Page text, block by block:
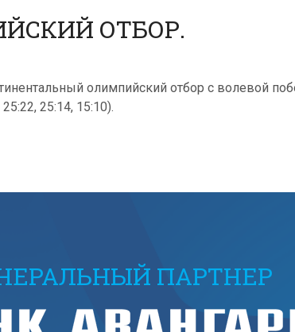
ОТБОР.
олимпийский отбор с волевой
25:14, 15:10).
ПАРТНЕР